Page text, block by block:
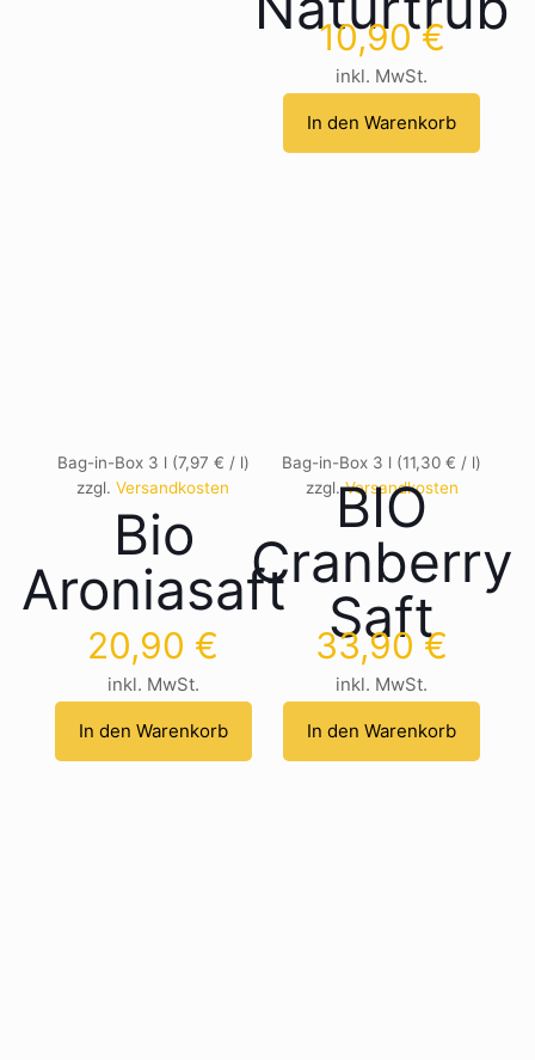
10,90€
inkl. MwSt.
In den Warenkorb
Bag-in-Box 3 l(7,97 € / l)
zzgl.Versandkosten
Bio
Aroniasaft
20,90 €
inkl. MwSt.
In den Warenkorb
Bag-in-Box 3 l (11,30 € / l)
zzgl.Versandkosten
BIO
Cranberry
Saft
33,90€
inkl. MwSt.
In den Warenkorb